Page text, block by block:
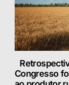
Congresso